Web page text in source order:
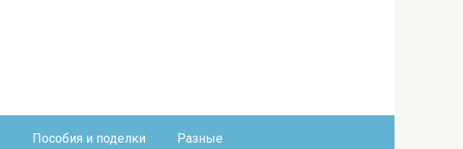
Пособия и поделки Разные